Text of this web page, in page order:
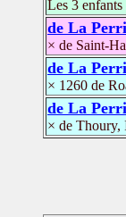
Les 3
de La
× de Saint-
de La
× 1260 de
de La
× de Thoury,